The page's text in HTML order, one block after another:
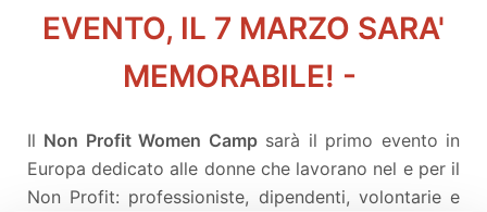
EVENTO, IL 7 MARZO SARA'
MEMORABILE! -
Il Non Profit Women Campsarà il primo evento in
Europa dedicato alle donne che lavorano nel e per il
Non Profit: professioniste, dipendenti, volontarie e